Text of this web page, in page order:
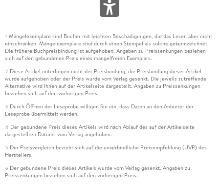
1 Mängelexemplare sind Bücher mit leichten Beschädigungen, die das Lesen aber nicht
einschränken. Mängelexemplare sind durch einen Stempel als solche gekennzeichnet.
Die frühere Buchpreisbindung ist aufgehoben. Angaben zu Preissenkungen beziehen
sich auf den gebundenen Preis eines mangelfreien Exemplars.
2 Diese Artikel unterliegen nicht der Preisbindung, die Preisbindung dieser Artikel
wurde aufgehoben oder der Preis wurde vom Verlag gesenkt. Die jeweils zutreffende
Alternative wird Ihnen auf der Artikelseite dargestellt. Angaben zu Preissenkungen
beziehen sich auf den vorherigen Preis.
3 Durch Öffnen der Leseprobe willigen Sie ein, dass Daten an den Anbieter der
Leseprobe übermittelt werden.
4 Der gebundene Preis dieses Artikels wird nach Ablauf des auf der Artikelseite
dargestellten Datums vom Verlag angehoben.
5 Der Preisvergleich bezieht sich auf die unverbindliche Preisempfehlung (UVP) des
Herstellers.
6 Der gebundene Preis dieses Artikels wurde vom Verlag gesenkt. Angaben zu
Preissenkungen beziehen sich auf den vorherigen Preis.